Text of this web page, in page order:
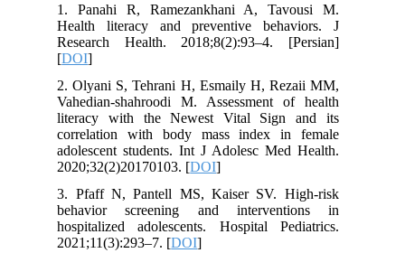
1. Panahi R, Ramezankhani A, Tavousi M.
Health literacy and preventive behaviors. J
Research Health. 2018;8(2):93–4. [Persian]
[DOI
2. Olyani S, Tehrani H, Esmaily H, Rezaii MM,
Vahedian-shahroodi M. Assessment of health
literacy with the Newest Vital Sign and its
correlation with body mass index in female
adolescent students. Int J Adolesc Med Health.
2020;32(2)20170103. [DOI
3. Pfaff N, Pantell MS, Kaiser SV. High-risk
behavior screening and interventions in
hospitalized adolescents. Hospital Pediatrics.
2021;11(3):293–7. [DOI